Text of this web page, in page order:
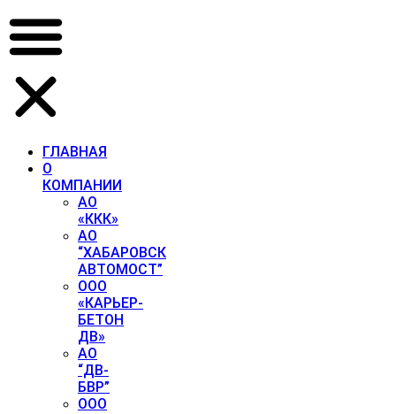
к
содержимому
ГЛАВНАЯ
О
КОМПАНИИ
АО
«ККК»
АО
“ХАБАРОВСК
АВТОМОСТ”
ООО
«КАРЬЕР-
БЕТОН
ДВ»
АО
“ДВ-
БВР”
ООО